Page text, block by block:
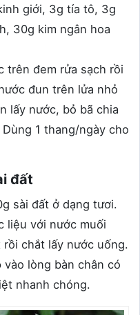
giới, 3g tía tô, 3g
30g kim ngân hoa
trên đem rửa sạch rồi
đun trên lửa nhỏ
lấy nước, bỏ bã chia
1 thang/ngày cho
đất
sài đất ở dạng tươi.
liệu với nước muối
chắt lấy nước uống.
lòng bàn chân có
nhanh chóng.